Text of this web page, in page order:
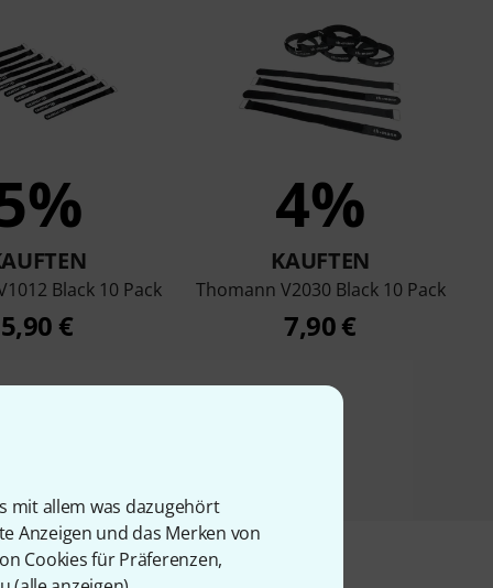
mit allem was dazugehört
Anzeigen und das Merken von
Cookies für Präferenzen,
Black 10 Pack
5,90 €
4%
KAUFTEN
Thomann V2030 Black 10 Pack
7,90 €